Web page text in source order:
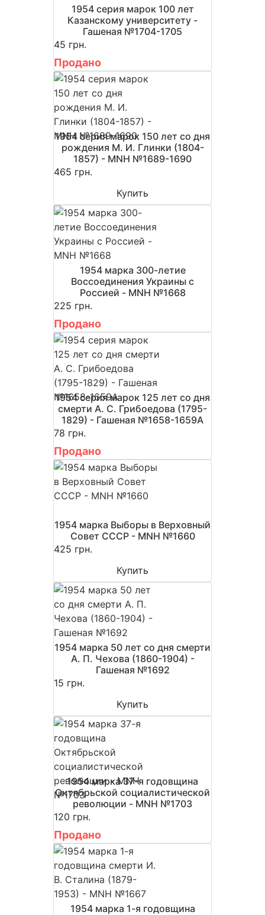
1954 серия марок 100 лет
Казанскому университету -
Гашеная №1704-1705
45 грн.
Продано
1954 серия марок 150 лет со дня
рождения М. И. Глинки (1804-
1857) - MNH №1689-1690
465 грн.
Купить
1954 марка 300-летие
Воссоединения Украины с
Россией - MNH №1668
225 грн.
Продано
1954 серия марок 125 лет со дня
смерти А. С. Грибоедова (1795-
1829) - Гашеная №1658-1659A
78 грн.
Продано
1954 марка Выборы в Верховный
Совет СССР - MNH №1660
425 грн.
Купить
1954 марка 50 лет со дня смерти
А. П. Чехова (1860-1904) -
Гашеная №1692
15 грн.
Купить
1954 марка 37-я годовщина
Октябрьской социалистической
революции - MNH №1703
120 грн.
Продано
1954 марка 1-я годовщина